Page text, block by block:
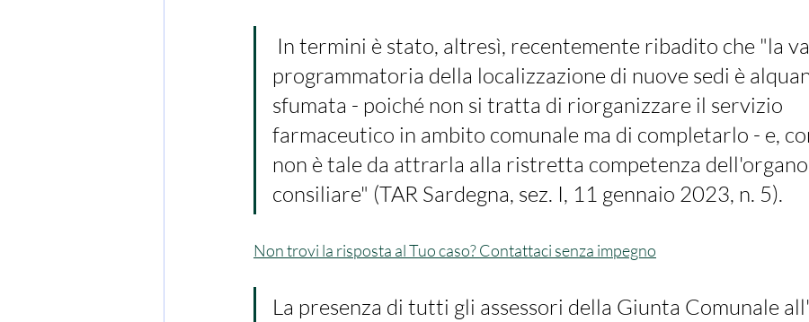
programmatoria della localizzazione di nuove sedi è
sfumata - poiché non si tratta di riorganizzare il servizio
farmaceutico in ambito comunale ma di completarlo - e,
non è tale da attrarla alla ristretta competenza dell'organo
consiliare" (TAR Sardegna, sez. I, 11 gennaio 2023, n. 5).
Non trovi la risposta al Tuo caso? Contattaci senza impegno
La presenza di tutti gli assessori della Giunta Comunale